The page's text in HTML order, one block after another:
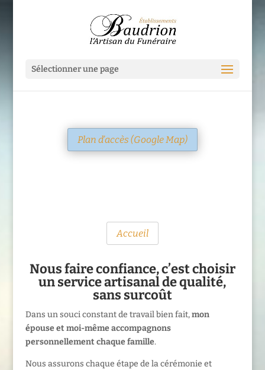
Sélectionner une page
Plan d’accès (Google Map)
Accueil
Nous faire confiance, c’est choisir
un service artisanal de qualité,
sans surcoût
Dans un souci constant de travail bien fait,mon
épouse et moi-même accompagnons
personnellement chaque famille.
Nous assurons chaque étape de la cérémonie et